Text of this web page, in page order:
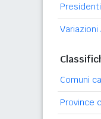
Comuni
Province